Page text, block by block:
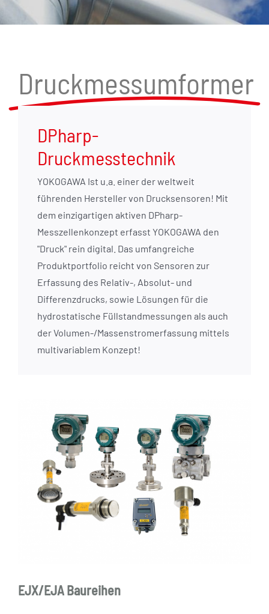
Druckmessumformer
DPharp-
Druckmesstechnik
YOKOGAWA Ist u.a. einer der weltweit
führenden Hersteller von Drucksensoren! Mit
dem einzigartigen aktiven DPharp-
Messzellenkonzept erfasst YOKOGAWA den
"Druck" rein digital. Das umfangreiche
Produktportfolio reicht von Sensoren zur
Erfassung des Relativ-, Absolut- und
Differenzdrucks, sowie Lösungen für die
hydrostatische Füllstandmessungen als auch
der Volumen-/Massenstromerfassung mittels
multivariablem Konzept!
EJX/EJA Baureihen